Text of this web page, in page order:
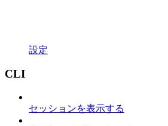
設定
CLI
セッションを表示する